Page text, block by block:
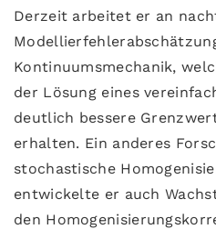
Derzeit arbeitet er an
Kontinuumsmechanik,
der Lösung eines
deutlich bessere
erhalten. Ein anderes
stochastische
entwickelte er auch
den